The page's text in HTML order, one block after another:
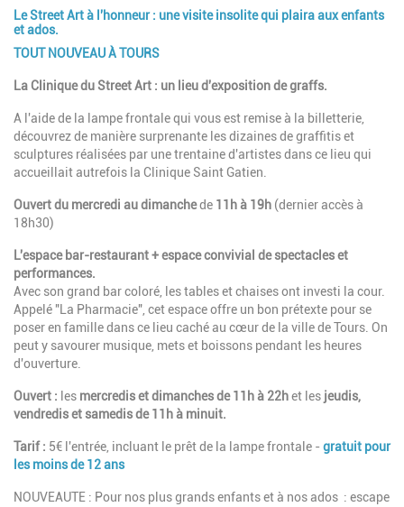
Le Street Art à l'honneur : une visite insolite qui plaira aux enfants
et ados.
TOUT NOUVEAU À TOURS
La Clinique du Street Art : un lieu d'exposition de graffs.
A l'aide de la lampe frontale qui vous est remise à la billetterie,
découvrez de manière surprenante les dizaines de graffitis et
sculptures réalisées par une trentaine d'artistes dans ce lieu qui
accueillait autrefois la Clinique Saint Gatien.
Ouvert du mercredi au dimanchede 11h à 19h (dernier accès à
18h30)
L'espace bar-restaurant + espace convivial de spectacles et
performances.
Avec son grand bar coloré, les tables et chaises ont investi la cour.
Appelé "La Pharmacie", cet espace offre un bon prétexte pour se
poser en famille dans ce lieu caché au cœur de la ville de Tours. On
peut y savourer musique, mets et boissons pendant les heures
d'ouverture.
Ouvert : les mercredis et dimanches de 11h à 22het les jeudis,
vendredis et samedis de 11h à minuit.
Tarif : 5€ l'entrée, incluant le prêt de la lampe frontale - gratuit pour
les moins de 12 ans
NOUVEAUTE : Pour nos plus grands enfants et à nos ados : escape